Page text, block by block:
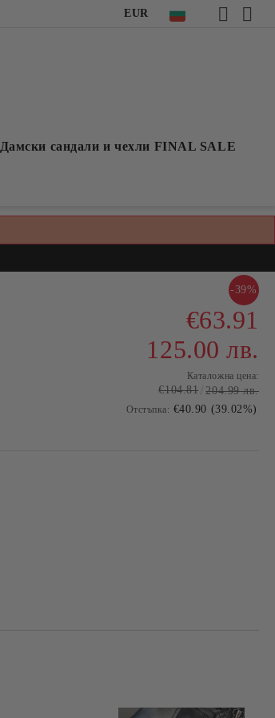
EUR
Дамски сандали и чехли FINAL SALE
-39%
€63.91
125.00 лв.
Каталожна цена:
€104.81 204.99 лв.
Отстъпка: €40.90 (39.02%)